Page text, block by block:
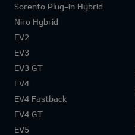
Sorento Plug-in Hybrid
Niro Hybrid
EV2
EV3
EV3 GT
EV4
EV4 Fastback
EV4 GT
EV5